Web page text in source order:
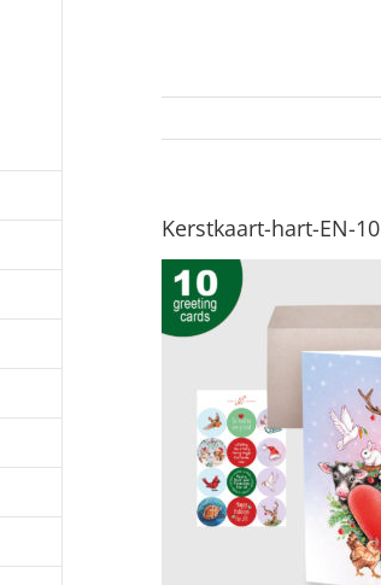
Kerstkaart-hart-EN-10